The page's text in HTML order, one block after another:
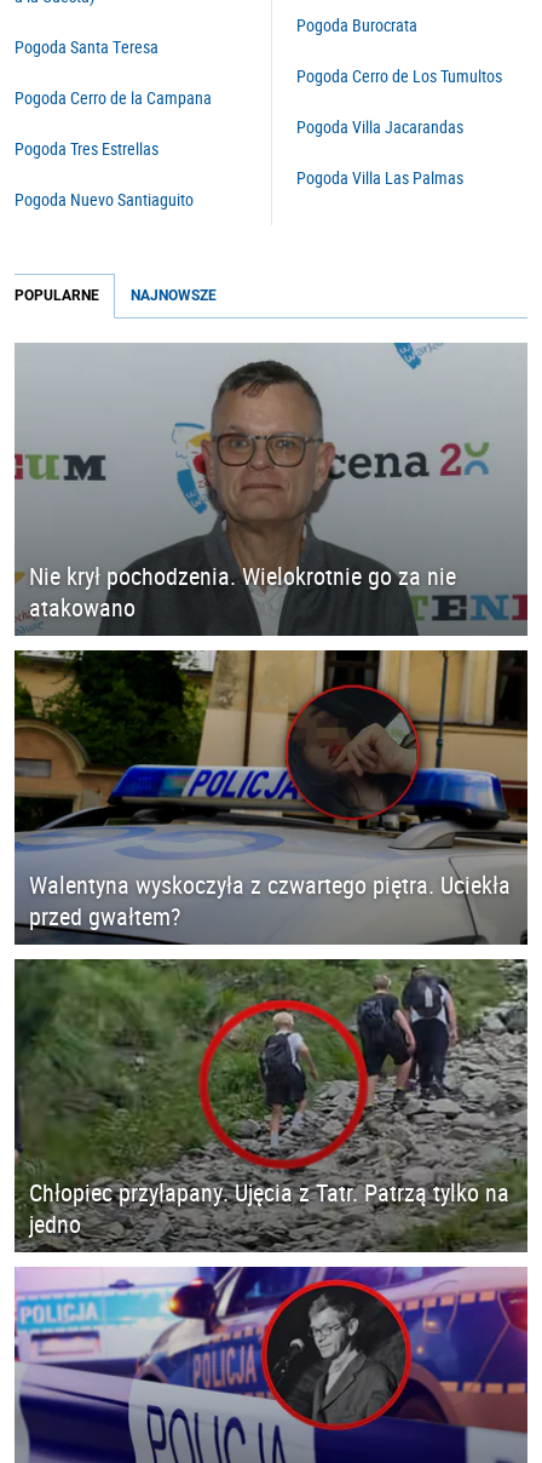
Pogoda Santa Teresa
Pogoda Cerro de la Campana
Pogoda Tres Estrellas
Pogoda Nuevo Santiaguito
Pogoda Burocrata
Pogoda Cerro de Los Tumultos
Pogoda Villa Jacarandas
Pogoda Villa Las Palmas
POPULARNE NAJNOWSZE
Nie krył pochodzenia. Wielokrotnie go za nie
atakowano
Walentyna wyskoczyła z czwartego piętra. Uciekła
przed gwałtem?
Chłopiec przyłapany. Ujęcia z Tatr. Patrzą tylko na
jedno